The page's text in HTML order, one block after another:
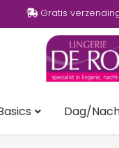
Gratis
Dag/